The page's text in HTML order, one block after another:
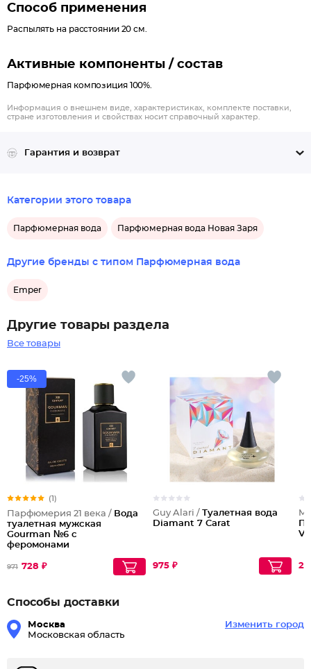
традиционным шлейфовым трио, вобравшим в себя оттенки
трехмерным ольфакторным облаком. Парфюмерный состав
композиции дает понять, что Олиана относится к
круглогодичного и круглосуточного применения, но с учетом
Верхние ноты: бергамот, грейпфрут
Способ применения
Распылять на расстоянии 20 см.
Активные компоненты / состав
Парфюмерная композиция 100%.
Информация о внешнем виде, характеристиках, комплекте поставки,
стране изготовления и свойствах носит справочный характер.
Гарантия и возврат
Категории этого товара
Парфюмерная вода Парфюмерная вода Новая Заря
Другие бренды с типом Парфюмерная вода
Emper
Другие товары раздела
Все товары
-25%
(1)
Парфюмерия 21 века / Вода
туалетная мужская
Gourman №6 с
феромонами
971 728 ₽
Guy Alari / Туалетная вода
Diamant 7 Carat
975 ₽
Способы доставки
Москва
Московская область
Изменить город